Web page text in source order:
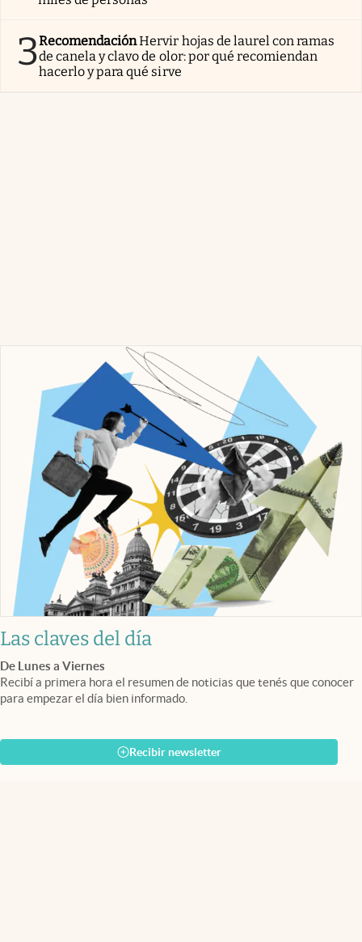
3RecomendaciónHervir hojas de laurel con ramas
de canela y clavo de olor: por qué recomiendan
hacerlo y para qué sirve
Las claves del día
De Lunes a Viernes
Recibí a primera hora el resumen de noticias que tenés que conocer
para empezar el día bien informado.
Recibir newsletter